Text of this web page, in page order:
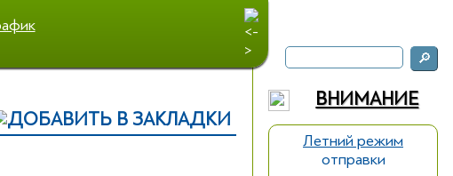
ВНИМАНИЕ
Летний режим
отправки